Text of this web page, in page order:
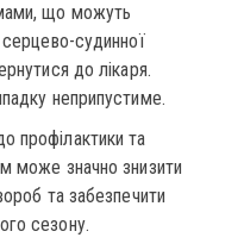
що можуть
судинної
до лікаря.
неприпустиме.
профілактики та
може значно знизити
та забезпечити
сезону.